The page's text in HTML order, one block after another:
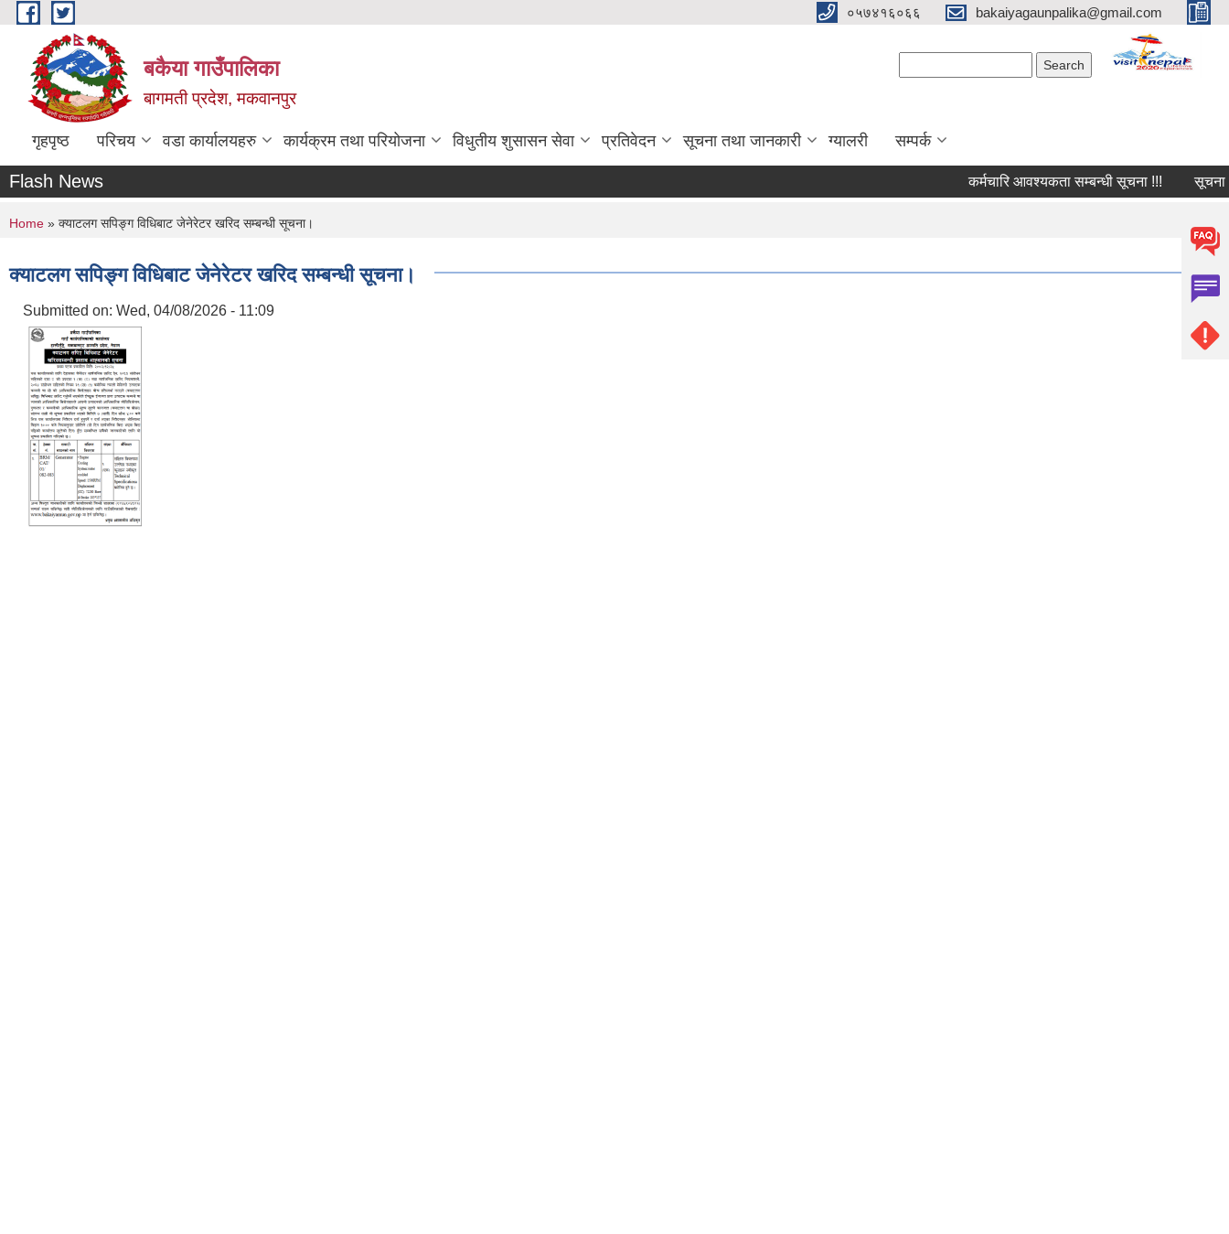
Skip to main content ०५७४१६०६६ bakaiyagaunpalika@gmail.com
बकैया गाउँपालिका
बागमती प्रदेश, मकवानपुर
गृहपृष्ठ परिचय वडा कार्यालयहरु कार्यक्रम तथा परियोजना विधुतीय शुसासन सेवा प्रतिवेदन सूचना तथा जानकारी ग्यालरी सम्पर्क
Flash News कर्मचारि आवश्यकता सम्बन्धी सूचना !!! सूचना !!!
You are here
Home » क्याटलग सपिङ्ग विधिबाट जेनेरेटर खरिद सम्बन्धी सूचना।
क्याटलग सपिङ्ग विधिबाट जेनेरेटर खरिद सम्बन्धी सूचना।
Submitted on: Wed, 04/08/2026 - 11:09